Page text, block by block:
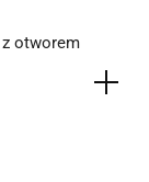
otworem